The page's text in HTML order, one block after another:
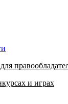
и играх